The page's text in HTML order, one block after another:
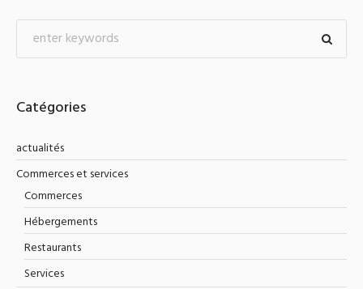
Catégories
actualités
Commerces et services
Commerces
Hébergements
Restaurants
Services